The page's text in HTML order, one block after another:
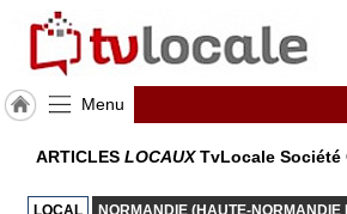
Menu
ARTICLES LOCAUXTvLocale Société
LOCAL NORMANDIE (HAUTE-